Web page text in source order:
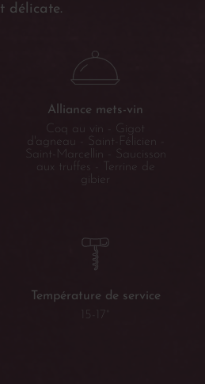
délicate.
Alliance mets-vin
Coq au vin - Gigot
d'agneau - Saint-Félicien -
Saint-Marcellin - Saucisson
aux truffes - Terrine de
gibier
Température de service
15-17°